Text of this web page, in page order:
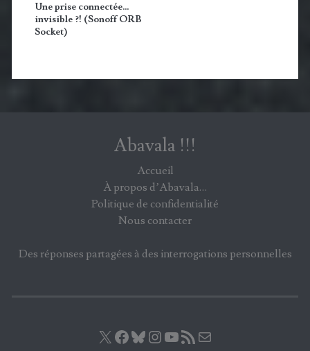
Une prise connectée…
invisible ?! (Sonoff ORB
Socket)
Abavala !!!
Accueil
À propos d’Abavala…
Politique de confidentialité
Nous contacter
Des réponses partagées à des interrogations personnelles
X Facebook
Bluesky
Instagram
YouTube
Flux RSS